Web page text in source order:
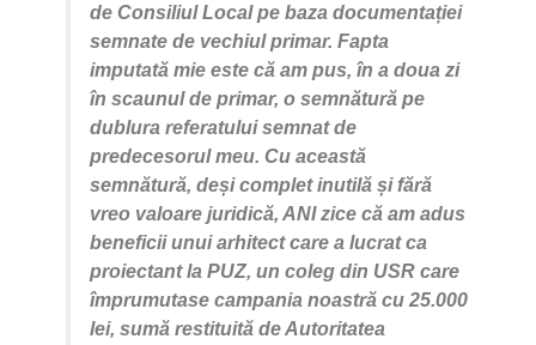
de Consiliul Local pe baza documentației
semnate de vechiul primar. Fapta
imputată mie este că am pus, în a doua zi
în scaunul de primar, o semnătură pe
dublura referatului semnat de
predecesorul meu. Cu această
semnătură, deși complet inutilă și fără
vreo valoare juridică, ANI zice că am adus
beneficii unui arhitect care a lucrat ca
proiectant la PUZ, un coleg din USR care
împrumutase campania noastră cu 25.000
lei, sumă restituită de Autoritatea